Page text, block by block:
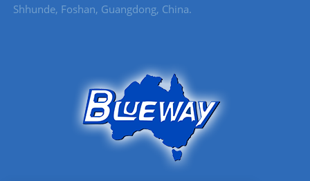
Shhunde, Foshan, Guangdong, China.